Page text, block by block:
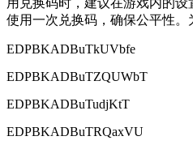
用兑换码时，建议在游戏内的
使用一次兑换码，确保公平性。
EDPBKADBuTkUVbfe
EDPBKADBuTZQUWbT
EDPBKADBuTudjKtT
EDPBKADBuTRQaxVU